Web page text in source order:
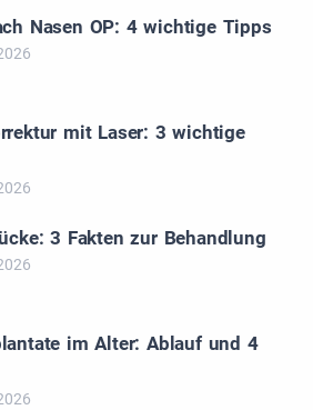
Nasen OP: 4 wichtige Tipps
mit Laser: 3 wichtige
3 Fakten zur Behandlung
im Alter: Ablauf und 4